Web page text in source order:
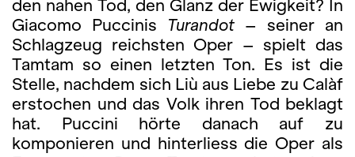
den nahen Tod, den Glanz der Ewigkeit? In
Gia­como Puccinis Turandot – seiner an
Schlagzeug reichsten Oper – spielt das
Tamtam so einen letzten Ton. Es ist die
Stelle, nachdem sich Liù aus Liebe zu Calàf
erstochen und das Volk ihren Tod beklagt
hat. Puccini hörte danach auf zu
komponieren und hinterliess die Oper als